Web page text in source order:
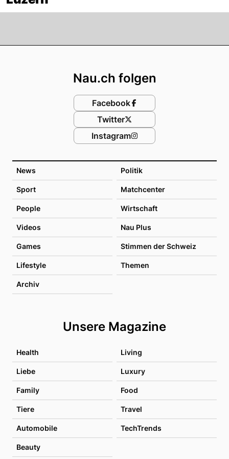
News Politik
Sport Matchcenter
People Wirtschaft
Videos Nau Plus
Games Stimmen der Schweiz
Lifestyle Themen
Archiv
Unsere Magazine
Health Living
Liebe Luxury
Family Food
Tiere Travel
Automobile TechTrends
Beauty
Nau.ch folgen
Facebook
Twitter
Instagram